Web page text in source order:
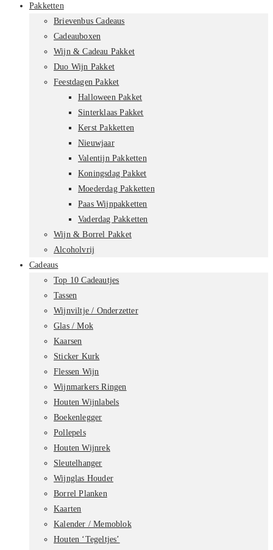
Pakketten
Brievenbus Cadeaus
Cadeauboxen
Wijn & Cadeau Pakket
Duo Wijn Pakket
Feestdagen Pakket
Halloween Pakket
Sinterklaas Pakket
Kerst Pakketten
Nieuwjaar
Valentijn Pakketten
Koningsdag Pakket
Moederdag Pakketten
Paas Wijnpakketten
Vaderdag Pakketten
Wijn & Borrel Pakket
Alcoholvrij
Cadeaus
Top 10 Cadeautjes
Tassen
Wijnviltje / Onderzetter
Glas / Mok
Kaarsen
Sticker Kurk
Flessen Wijn
Wijnmarkers Ringen
Houten Wijnlabels
Boekenlegger
Pollepels
Houten Wijnrek
Sleutelhanger
Wijnglas Houder
Borrel Planken
Kaarten
Kalender / Memoblok
Houten ‘Tegeltjes’